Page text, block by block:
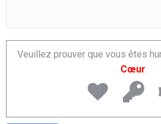
Veuillez prouver que vous êtes
Cœur.